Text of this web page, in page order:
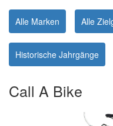
Alle Marken Alle
Historische Jahrgänge
Call A Bike